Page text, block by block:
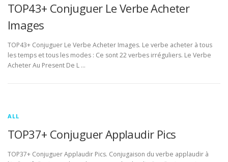
TOP43+ Conjuguer Le Verbe Acheter
Images
TOP43+ Conjuguer Le Verbe Acheter Images. Le verbe acheter à tous
les temps et tous les modes : Ce sont 22 verbes irréguliers. Le Verbe
Acheter Au Present De L …
ALL
TOP37+ Conjuguer Applaudir Pics
TOP37+ Conjuguer Applaudir Pics. Conjugaison du verbe applaudir à